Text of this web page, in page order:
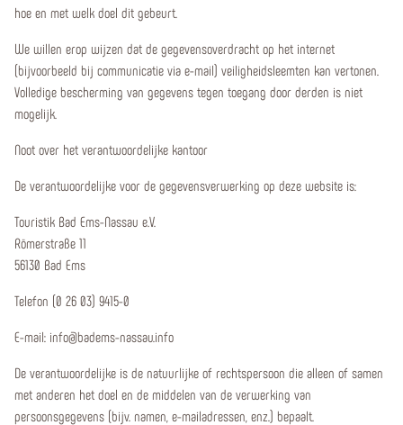
hoe en met welk doel dit gebeurt.
We willen erop wijzen dat de gegevensoverdracht op het internet
(bijvoorbeeld bij communicatie via e-mail) veiligheidsleemten kan vertonen.
Volledige bescherming van gegevens tegen toegang door derden is niet
mogelijk.
Noot over het verantwoordelijke kantoor
De verantwoordelijke voor de gegevensverwerking op deze website is:
Touristik Bad Ems-Nassau e.V.
Römerstraße 11
56130 Bad Ems
Telefon (0 26 03) 9415-0
E-mail: info@badems-nassau.info
De verantwoordelijke is de natuurlijke of rechtspersoon die alleen of samen
met anderen het doel en de middelen van de verwerking van
persoonsgegevens (bijv. namen, e-mailadressen, enz.) bepaalt.